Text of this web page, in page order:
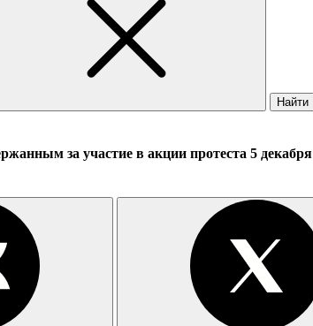
Найти
за участие в акции протеста 5 декабря